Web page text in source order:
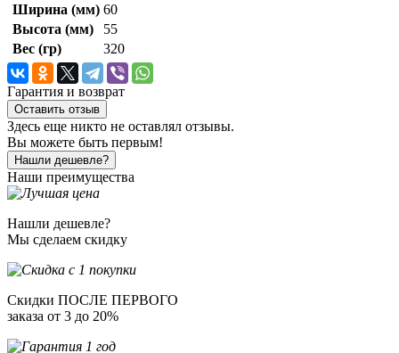
Ширина (мм) 60
Высота (мм)
55
Вес (гр)
320
Гарантия и возврат
Оставить отзыв
Здесь еще никто не оставлял отзывы.
Вы можете быть первым!
Нашли дешевле?
Наши преимущества
Нашли дешевле?
Мы сделаем скидку
Скидки ПОСЛЕ ПЕРВОГО
заказа от 3 до 20%